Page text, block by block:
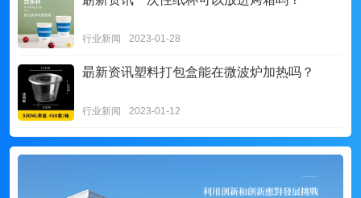
行业新闻 2023-01-28
朂新资讯塑料打包盒能在微波炉加热吗？
行业新闻 2023-01-12